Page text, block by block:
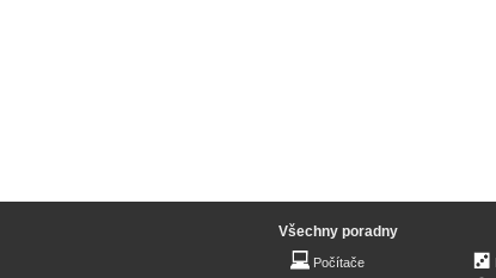
Všechny poradny
Počítače